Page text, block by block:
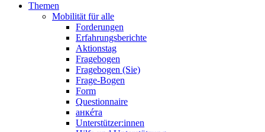
Themen
Mobilität für alle
Forderungen
Erfahrungsberichte
Aktionstag
Fragebogen
Fragebogen (Sie)
Frage-Bogen
Form
Questionnaire
анкéта
Unterstützer:innen